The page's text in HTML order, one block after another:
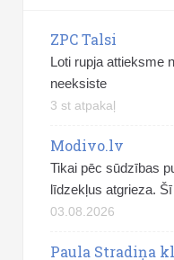
ZPC Talsi
Loti rupja attieksme
neeksiste
3 st atpakaļ
Modivo.lv
Tikai pēc sūdzības
līdzekļus atgrieza.
03.08.2026
Paula Stradiņa